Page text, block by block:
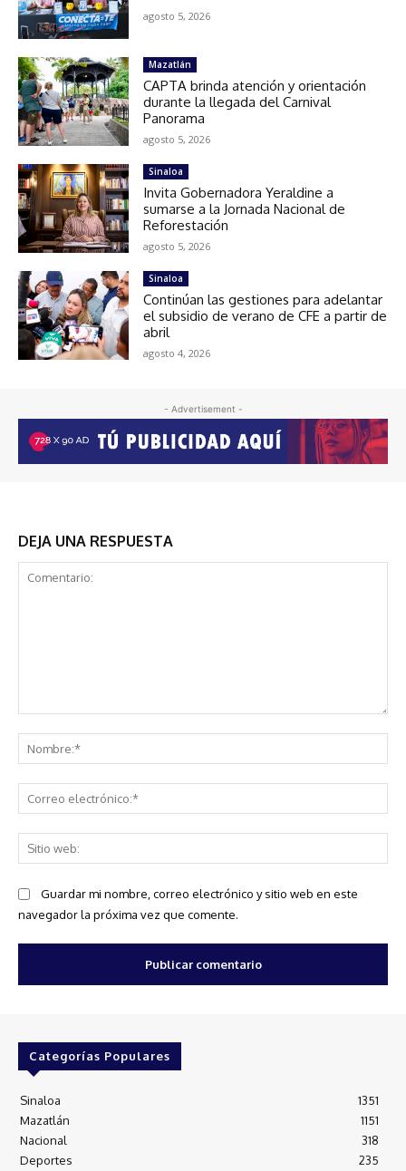
agosto 5, 2026
Mazatlán
CAPTA brinda atención y orientación
durante la llegada del Carnival
Panorama
agosto 5, 2026
Sinaloa
Invita Gobernadora Yeraldine a
sumarse a la Jornada Nacional de
Reforestación
agosto 5, 2026
Sinaloa
Continúan las gestiones para adelantar
el subsidio de verano de CFE a partir de
abril
agosto 4, 2026
- Advertisement -
DEJA UNA RESPUESTA
Guardar mi nombre, correo electrónico y sitio web en este
navegador la próxima vez que comente.
Categorías Populares
Sinaloa
1351
Mazatlán
1151
Nacional
318
Deportes
235